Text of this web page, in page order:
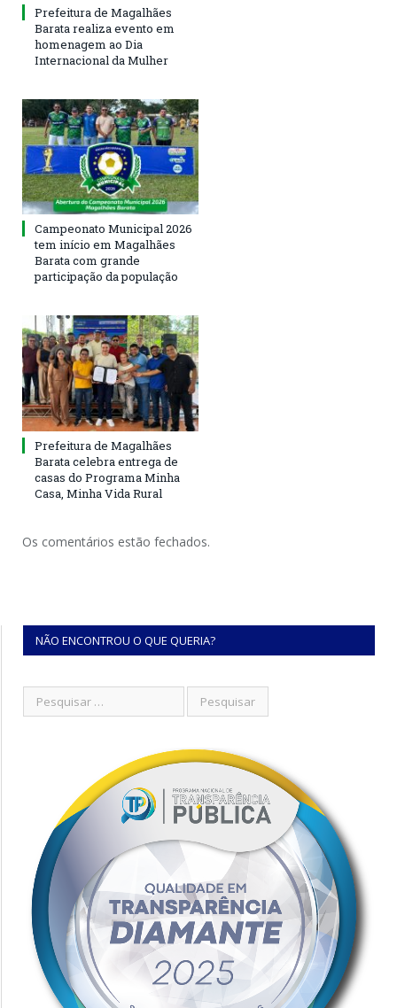
Prefeitura de Magalhães
Barata realiza evento em
homenagem ao Dia
Internacional da Mulher
Campeonato Municipal 2026
tem início em Magalhães
Barata com grande
participação da população
Prefeitura de Magalhães
Barata celebra entrega de
casas do Programa Minha
Casa, Minha Vida Rural
Os comentários estão fechados.
NÃO ENCONTROU O QUE QUERIA?